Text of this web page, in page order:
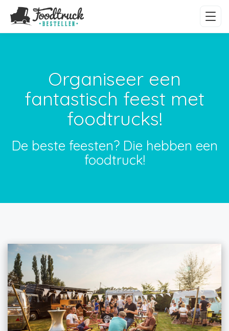
Organiseer een
fantastisch feest met
foodtrucks!
De beste feesten? Die hebben een
foodtruck!